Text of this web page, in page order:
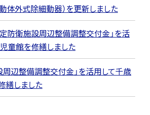
体外式除細動器）を更新しました
防衛施設周辺整備調整交付金」を活
童館を修繕しました
周辺整備調整交付金」を活用して千歳
繕しました